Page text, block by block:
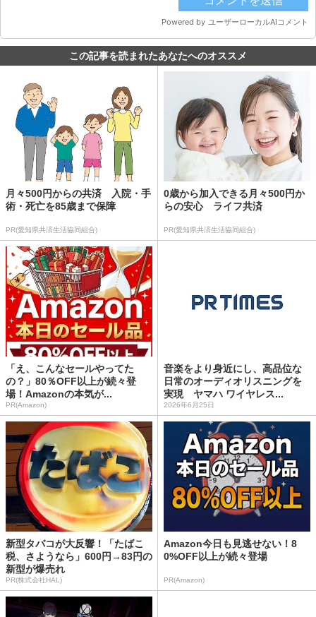
この記事を読まれたあなたへのオススメ
月々500円からの共済 入院・手
術・死亡を85歳まで保障
PR(愛知県共済生活協同組合)
0歳から加入できる月々500円か
らの安心 ライフ共済
PR(愛知県共済生活協同組合)
「え、こんなセールやってた
の？」80％OFF以上が続々登
場！Amazonの本気が...
PR(Amazon)
音楽をより身近にし、高品位な
日常のオーディオリスニングを
実現 ヤマハ ワイヤレス...
2026年6月25日
新型タバコが大反響！「たばこ
税、さようなら」600円→83円の
新型が爆売れ
PR(株式会社HAL)
Amazon今日も見逃せない！8
0%OFF以上が続々登場
PR(Amazon)